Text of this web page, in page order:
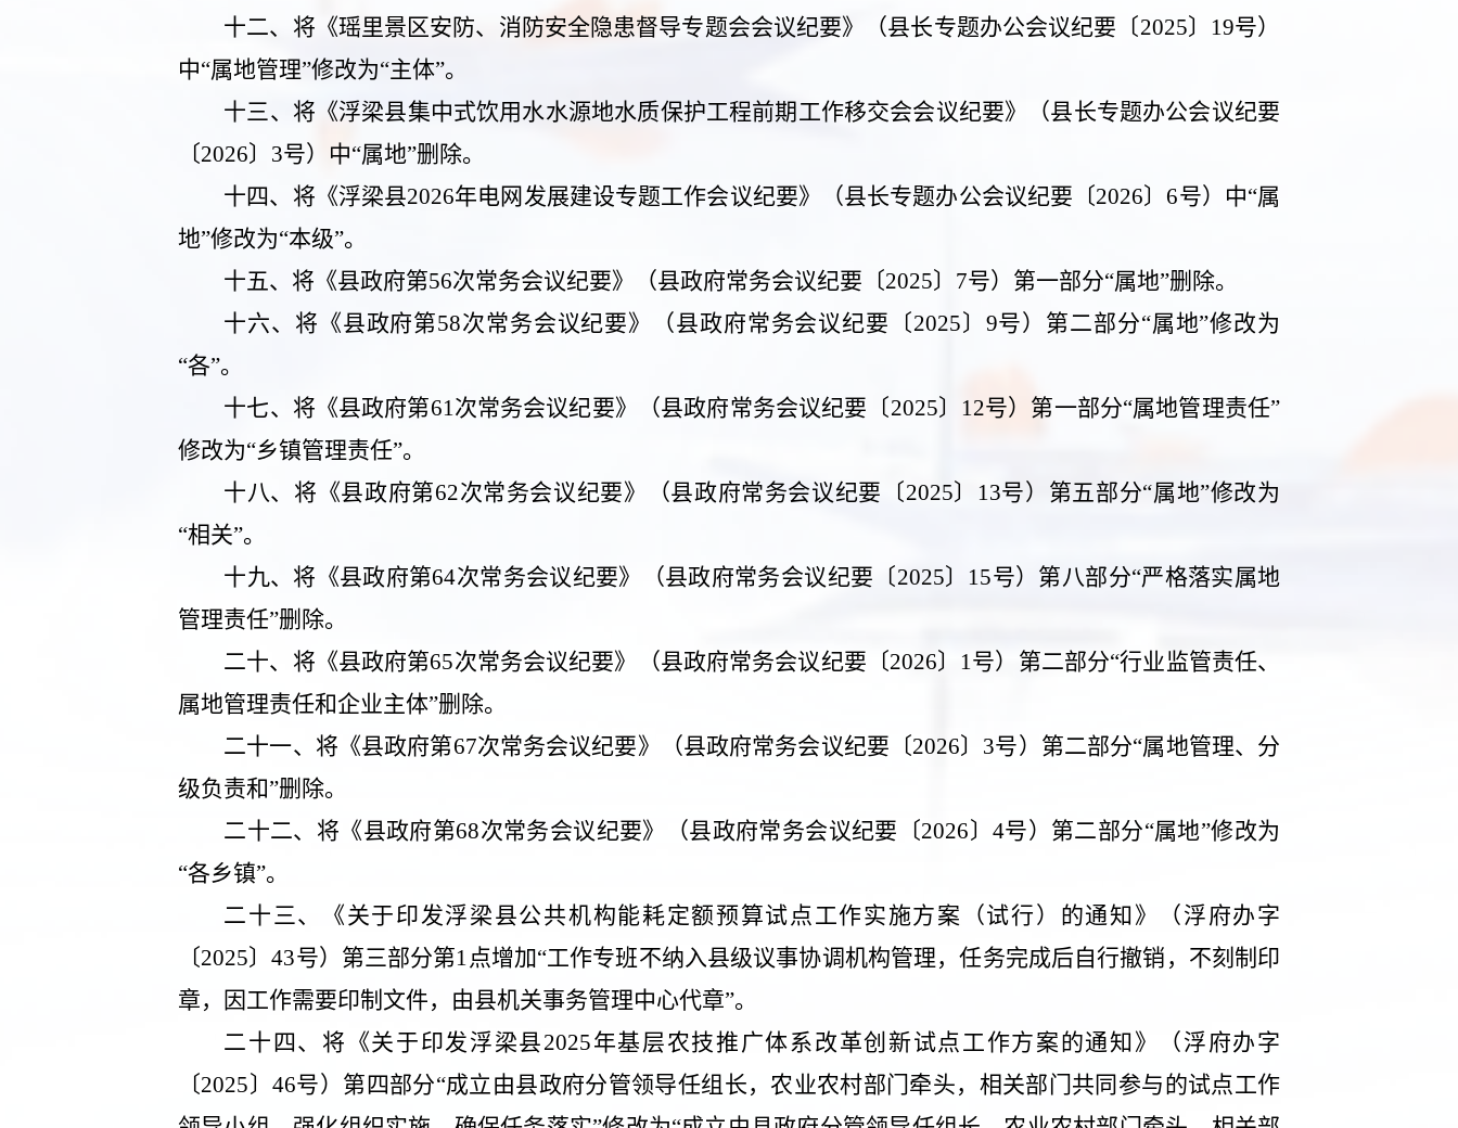
十二、 将《瑶里景区安防、消防安全隐患督导专题会会议纪要》（县长专题办公会议纪要〔2025〕 19号）
中“属地管理”修改为“主体”。
十三、 将《浮梁县集中式饮用水水源地水质保护工程前期工作移交会会议纪要》（县长专题办公会议纪要
〔2026〕 3号）中“属地”删除。
十四、 将《浮梁县2026年电网发展建设专题工作会议纪要》（县长专题办公会议纪要〔2026〕 6号）中“属
地”修改为“本级”。
十五、 将《县政府第56次常务会议纪要》（县政府常务会议纪要〔2025〕 7号）第一部分“属地”删除。
十六、 将《县政府第58次常务会议纪要》（县政府常务会议纪要〔2025〕 9号）第二部分“属地”修改为
“各”。
十七、 将《县政府第61次常务会议纪要》（县政府常务会议纪要〔2025〕 12号）第一部分“属地管理责任”
修改为“乡镇管理责任”。
十八、 将《县政府第62次常务会议纪要》（县政府常务会议纪要〔2025〕 13号）第五部分“属地”修改为
“相关”。
十九、 将《县政府第64次常务会议纪要》（县政府常务会议纪要〔2025〕 15号）第八部分“严格落实属地
管理责任”删除。
二十、 将《县政府第65次常务会议纪要》（县政府常务会议纪要〔2026〕 1号）第二部分“行业监管责任、
属地管理责任和企业主体”删除。
二十一、 将《县政府第67次常务会议纪要》（县政府常务会议纪要〔2026〕 3号）第二部分“属地管理、分
级负责和”删除。
二十二、 将《县政府第68次常务会议纪要》（县政府常务会议纪要〔2026〕 4号）第二部分“属地”修改为
“各乡镇”。
二十三、
《关于印发浮梁县公共机构能耗定额预算试点工作实施方案（试行）的通知》（浮府办字
〔2025〕43号）第三部分第1点增加“工作专班不纳入县级议事协调机构管理，任务完成后自行撤销，不刻制印
章，因工作需要印制文件，由县机关事务管理中心代章”。
二十四、 将《关于印发浮梁县2025年基层农技推广体系改革创新试点工作方案的通知》（浮府办字
〔2025〕46号）第四部分“成立由县政府分管领导任组长，农业农村部门牵头，相关部门共同参与的试点工作